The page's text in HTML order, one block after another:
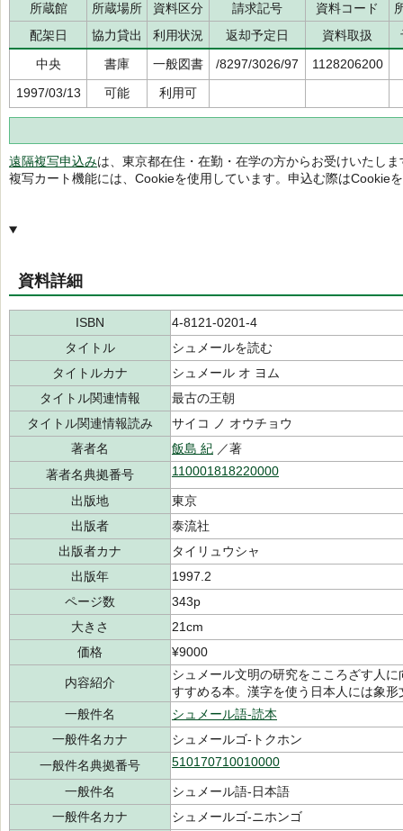
所蔵館 所蔵場所 資料区分 請求記号 資料コード
配架日
協力貸出 利用状況 返却予定日 資料取扱
中央
書庫 一般図書 /8297/3026/97
1128206200
1997/03/13
可能 利用可
遠隔複写申込みは、東京都在住・在勤・在学の方からお受けいたしま
複写カート機能には、Cookieを使用しています。申込む際はCookie
資料詳細
ISBN
4-8121-0201-4
タイトル
シュメールを読む
タイトルカナ
シュメール オ ヨム
タイトル関連情報
最古の王朝
タイトル関連情報読み
サイコ ノ オウチョウ
著者名
飯島 紀 ／著
著者名典拠番号
110001818220000
出版地
東京
出版者
泰流社
出版者カナ
タイリュウシャ
出版年
1997.2
ページ数
343p
大きさ
21cm
価格
¥9000
内容紹介
シュメール文明の研究をこころざす人
すすめる本。漢字を使う日本人には象
一般件名
シュメール語-読本
一般件名カナ
シュメールゴ-トクホン
一般件名典拠番号
510170710010000
一般件名
シュメール語-日本語
一般件名カナ
シュメールゴ-ニホンゴ